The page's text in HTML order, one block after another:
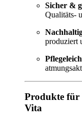
Sicher &
Qualitäts-
produziert
Produkte für
Vita